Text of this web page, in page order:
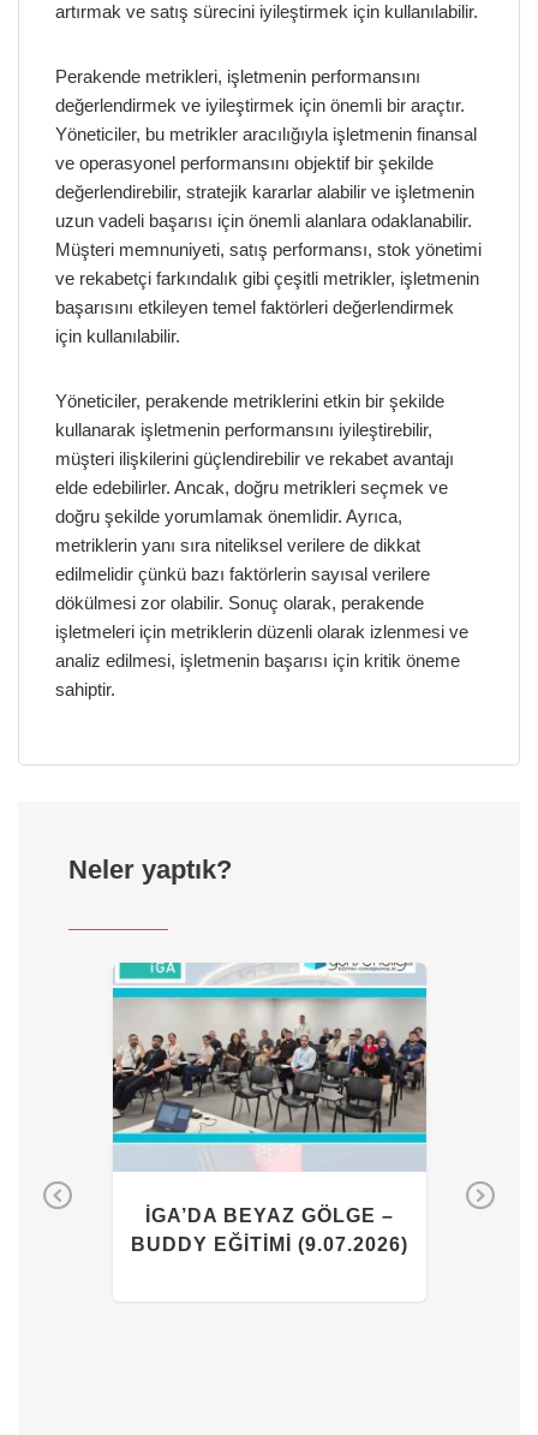
artırmak ve satış sürecini iyileştirmek için kullanılabilir.
Perakende metrikleri, işletmenin performansını
değerlendirmek ve iyileştirmek için önemli bir araçtır.
Yöneticiler, bu metrikler aracılığıyla işletmenin finansal
ve operasyonel performansını objektif bir şekilde
değerlendirebilir, stratejik kararlar alabilir ve işletmenin
uzun vadeli başarısı için önemli alanlara odaklanabilir.
Müşteri memnuniyeti, satış performansı, stok yönetimi
ve rekabetçi farkındalık gibi çeşitli metrikler, işletmenin
başarısını etkileyen temel faktörleri değerlendirmek
için kullanılabilir.
Yöneticiler, perakende metriklerini etkin bir şekilde
kullanarak işletmenin performansını iyileştirebilir,
müşteri ilişkilerini güçlendirebilir ve rekabet avantajı
elde edebilirler. Ancak, doğru metrikleri seçmek ve
doğru şekilde yorumlamak önemlidir. Ayrıca,
metriklerin yanı sıra niteliksel verilere de dikkat
edilmelidir çünkü bazı faktörlerin sayısal verilere
dökülmesi zor olabilir. Sonuç olarak, perakende
işletmeleri için metriklerin düzenli olarak izlenmesi ve
analiz edilmesi, işletmenin başarısı için kritik öneme
sahiptir.
Neler yaptık?
–
İGA’DA BEYAZ GÖLGE –
BUDDY EĞITIMI (9.07.2026)